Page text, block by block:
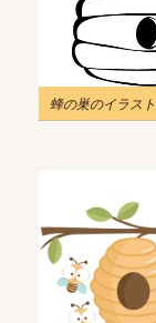
蜂の巣のイラス